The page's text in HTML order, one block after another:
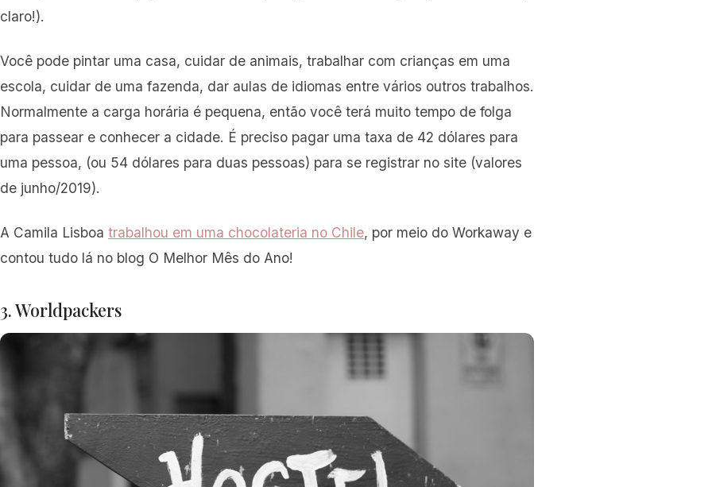
claro!).
Você pode pintar uma casa, cuidar de animais, trabalhar com crianças em uma
escola, cuidar de uma fazenda, dar aulas de idiomas entre vários outros trabalhos.
Normalmente a carga horária é pequena, então você terá muito tempo de folga
para passear e conhecer a cidade. É preciso pagar uma taxa de 42 dólares para
uma pessoa, (ou 54 dólares para duas pessoas) para se registrar no site (valores
de junho/2019).
A Camila Lisboa trabalhou em uma chocolateria no Chile, por meio do Workaway e
contou tudo lá no blog O Melhor Mês do Ano!
3. Worldpackers